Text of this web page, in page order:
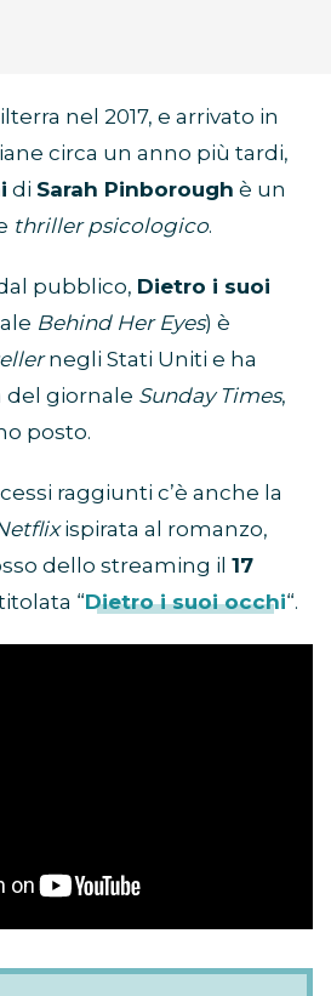
nel 2017, e arrivato in
circa un anno più tardi,
di Sarah Pinborough è un
thriller psicologico.
pubblico, Dietro i suoi
Behind Her Eyes) è
negli Stati Uniti e ha
del giornale Sunday Times,
posto.
raggiunti c’è anche la
ispirata al romanzo,
dello streaming il 17
“Dietro i suoi occhi“.